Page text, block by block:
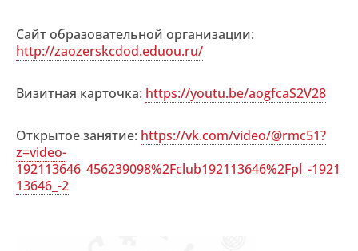
Сайт образовательной организации:
http://zaozerskcdod.eduou.ru/
Визитная карточка: https://youtu.be/aogfcaS2V28
Открытое занятие: https://vk.com/video/@rmc51?
z=video-
192113646_456239098%2Fclub192113646%2Fpl_-1921
13646_-2